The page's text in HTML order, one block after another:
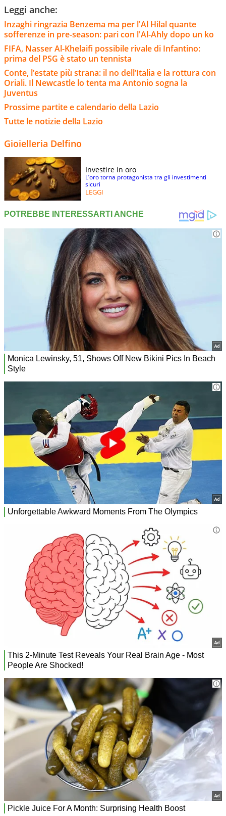
Leggi anche:
Inzaghi ringrazia Benzema ma per l'Al Hilal quante
sofferenze in pre-season: pari con l'Al-Ahly dopo un ko
FIFA, Nasser Al-Khelaifi possibile rivale di Infantino:
prima del PSG è stato un tennista
Conte, l’estate più strana: il no dell’Italia e la rottura con
Oriali. Il Newcastle lo tenta ma Antonio sogna la
Juventus
Prossime partite e calendario della Lazio
Tutte le notizie della Lazio
Gioielleria Delfino
Investire in oro
L’oro torna protagonista tra gli investimenti
sicuri
LEGGI